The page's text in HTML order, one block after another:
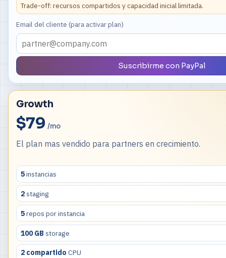
Trade-off: recursos compartidos y capacidad inicial limitada.
Email del cliente (para activar plan)
Suscribirme con PayPal
Growth
$79 /mo
El plan mas vendido para partners en crecimiento.
5instancias
2staging
5repos por instancia
100 GB storage
2 compartido CPU